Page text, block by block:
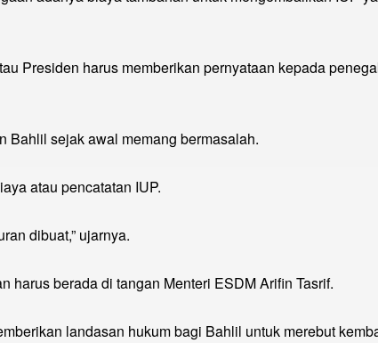
Presiden harus memberikan pernyataan kepada
Bahlil sejak awal memang bermasalah.
atau pencatatan IUP.
dibuat,” ujarnya.
harus berada di tangan Menteri ESDM Arifin Tasrif.
landasan hukum bagi Bahlil untuk merebut